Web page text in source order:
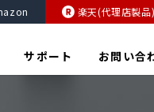
楽天(代理店製品)
サポート お問い合